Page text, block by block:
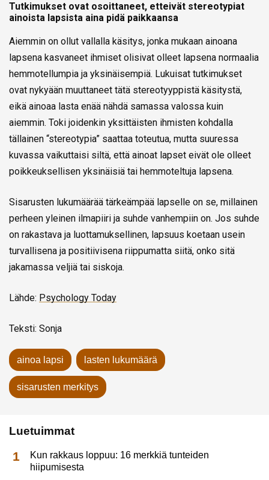
Tutkimukset ovat osoittaneet, etteivät stereotypiat
ainoista lapsista aina pidä paikkaansa
Aiemmin on ollut vallalla käsitys, jonka mukaan ainoana
lapsena kasvaneet ihmiset olisivat olleet lapsena normaalia
hemmotellumpia ja yksinäisempiä. Lukuisat tutkimukset
ovat nykyään muuttaneet tätä stereotyyppistä käsitystä,
eikä ainoaa lasta enää nähdä samassa valossa kuin
aiemmin. Toki joidenkin yksittäisten ihmisten kohdalla
tällainen “stereotypia” saattaa toteutua, mutta suuressa
kuvassa vaikuttaisi siltä, että ainoat lapset eivät ole olleet
poikkeuksellisen yksinäisiä tai hemmoteltuja lapsena.
Sisarusten lukumäärää tärkeämpää lapselle on se, millainen
perheen yleinen ilmapiiri ja suhde vanhempiin on. Jos suhde
on rakastava ja luottamuksellinen, lapsuus koetaan usein
turvallisena ja positiivisena riippumatta siitä, onko sitä
jakamassa veljiä tai siskoja.
Lähde: Psychology Today
Teksti: Sonja
ainoa lapsi lasten lukumäärä
sisarusten merkitys
Luetuimmat
Kun rakkaus loppuu: 16 merkkiä tunteiden
hiipumisesta